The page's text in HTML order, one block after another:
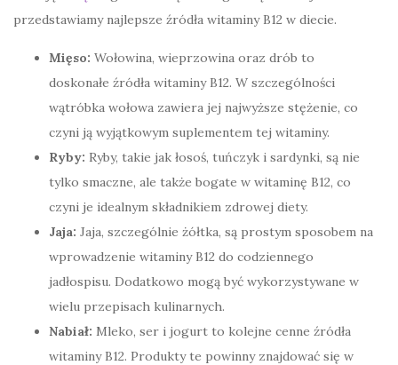
przedstawiamy najlepsze źródła witaminy B12 w diecie.
Mięso: Wołowina, wieprzowina oraz drób to
doskonałe źródła witaminy B12. W szczególności
wątróbka wołowa zawiera jej najwyższe stężenie, co
czyni ją wyjątkowym suplementem tej witaminy.
Ryby: Ryby, takie jak łosoś, tuńczyk i sardynki, są nie
tylko smaczne, ale także bogate w witaminę B12, co
czyni je idealnym składnikiem zdrowej diety.
Jaja: Jaja, szczególnie żółtka, są prostym sposobem na
wprowadzenie witaminy B12 do codziennego
jadłospisu. Dodatkowo mogą być wykorzystywane w
wielu przepisach kulinarnych.
Nabiał: Mleko, ser i jogurt to kolejne cenne źródła
witaminy B12. Produkty te powinny znajdować się w